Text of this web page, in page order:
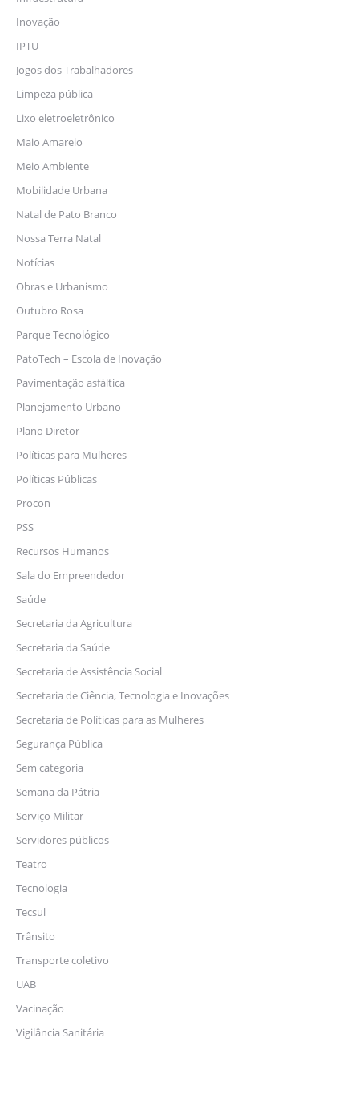
Inovação
IPTU
Jogos dos Trabalhadores
Limpeza pública
Lixo eletroeletrônico
Maio Amarelo
Meio Ambiente
Mobilidade Urbana
Natal de Pato Branco
Nossa Terra Natal
Notícias
Obras e Urbanismo
Outubro Rosa
Parque Tecnológico
PatoTech – Escola de Inovação
Pavimentação asfáltica
Planejamento Urbano
Plano Diretor
Políticas para Mulheres
Políticas Públicas
Procon
PSS
Recursos Humanos
Sala do Empreendedor
Saúde
Secretaria da Agricultura
Secretaria da Saúde
Secretaria de Assistência Social
Secretaria de Ciência, Tecnologia e Inovações
Secretaria de Políticas para as Mulheres
Segurança Pública
Sem categoria
Semana da Pátria
Serviço Militar
Servidores públicos
Teatro
Tecnologia
Tecsul
Trânsito
Transporte coletivo
UAB
Vacinação
Vigilância Sanitária